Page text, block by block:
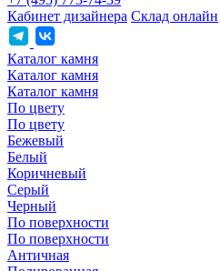
Кабинет дизайнера Склад онлайн
Каталог камня
Каталог камня
Каталог камня
По цвету
По цвету
Бежевый
Белый
Коричневый
Серый
Черный
По поверхности
По поверхности
Античная